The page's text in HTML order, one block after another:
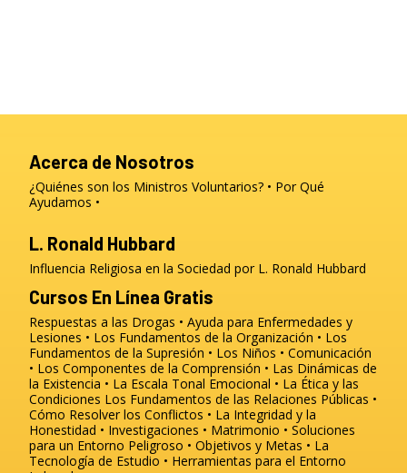
Acerca de Nosotros
¿Quiénes son los Ministros Voluntarios?
Por Qué
Ayudamos
L. Ronald Hubbard
Influencia Religiosa en la Sociedad por L. Ronald Hubbard
Cursos En Línea Gratis
Respuestas a las Drogas
Ayuda para Enfermedades y
Lesiones
Los Fundamentos de la Organización
Los
Fundamentos de la Supresión
Los Niños
Comunicación
Los Componentes de la Comprensión
Las Dinámicas de
la Existencia
La Escala Tonal Emocional
La Ética y las
Condiciones Los Fundamentos de las Relaciones Públicas
Cómo Resolver los Conflictos
La Integridad y la
Honestidad
Investigaciones Matrimonio
Soluciones
para un Entorno Peligroso
Objetivos y Metas
La
Tecnología de Estudio
Herramientas para el Entorno